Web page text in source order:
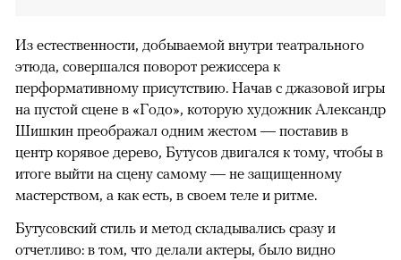
Из естественности, добываемой внутри театрального
этюда, совершался поворот режиссера к
перформативному присутствию. Начав с джазовой игры
на пустой сцене в «Годо», которую художник Александр
Шишкин преображал одним жестом — поставив в
центр корявое дерево, Бутусов двигался к тому, чтобы в
итоге выйти на сцену самому — не защищенному
мастерством, а как есть, в своем теле и ритме.
Бутусовский стиль и метод складывались сразу и
отчетливо: в том, что делали актеры, было видно